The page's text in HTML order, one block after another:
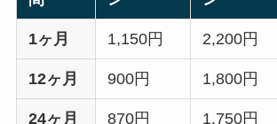
1ヶ月 1,150円 2,200円
12ヶ月 900円 1,800円
24ヶ月 870円 1,750円